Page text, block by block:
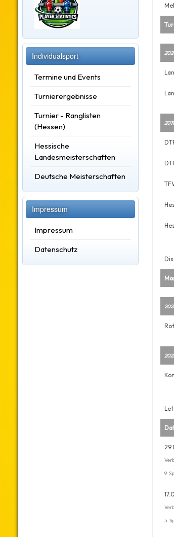
Individualsport
Termine und Events
Turnierergebnisse
Turnier - Ranglisten
(Hessen)
Hessische
Landesmeisterschaften
Deutsche Meisterschaften
Impressum
Impressum
Datenschutz
9.
5.